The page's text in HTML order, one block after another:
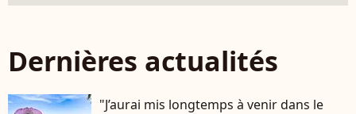
Dernières actualités
"J’aurai mis longtemps à venir dans le